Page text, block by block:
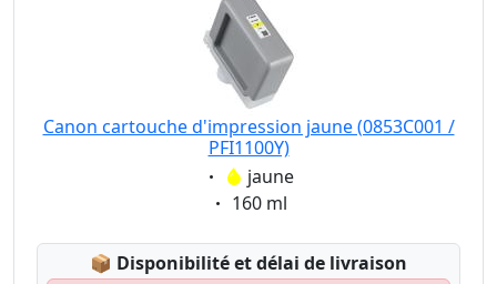
Canon cartouche d'impression jaune (0853C001 /
PFI1100Y)
Eigenschaft:
jaune
Eigenschaft:
160 ml
📦 Lagerstatus:
Disponibilité et délai de livraison